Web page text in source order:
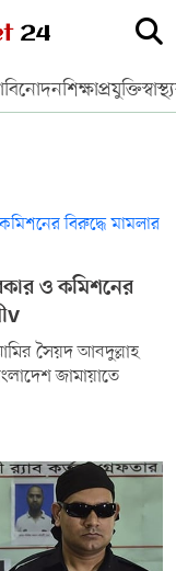
বিনোদনশিক্ষাপ্রযুক্তি
ও কমিশনের
সৈয়দ আবদুল্লাহ
জামায়াতে